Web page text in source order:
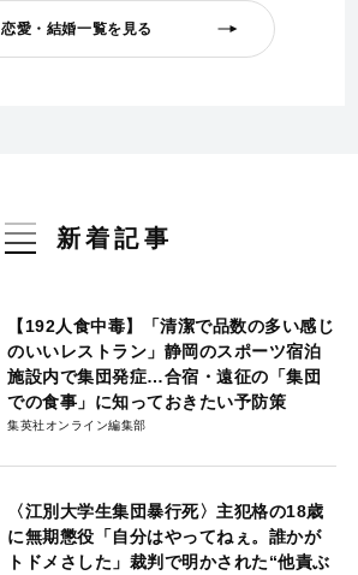
恋愛・結婚一覧を見る
新着記事
【192人食中毒】「清潔で品数の多い感じ
のいいレストラン」静岡のスポーツ宿泊
施設内で集団発症…合宿・遠征の「集団
での食事」に知っておきたい予防策
集英社オンライン編集部
〈江別大学生集団暴行死〉主犯格の18歳
に無期懲役「自分はやってねぇ。誰かが
トドメさした」裁判で明かされた“他責ぶ